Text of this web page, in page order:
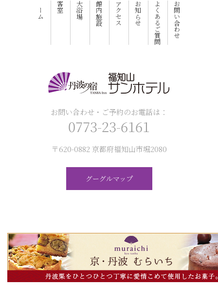
ホーム 客室 大浴場 館内施設 アクセス お知らせ よくあるご質問 お問い合わせ
お問い合わせ・ご予約のお電話は：
0773-23-6161
〒620-0882 京都府福知山市堀2080
グーグルマップ